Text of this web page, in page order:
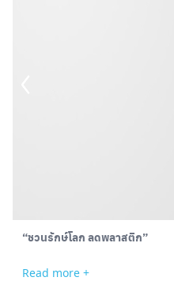
Search
“ชวนรักษ์โลก ลดพลาสติก”
Read more +